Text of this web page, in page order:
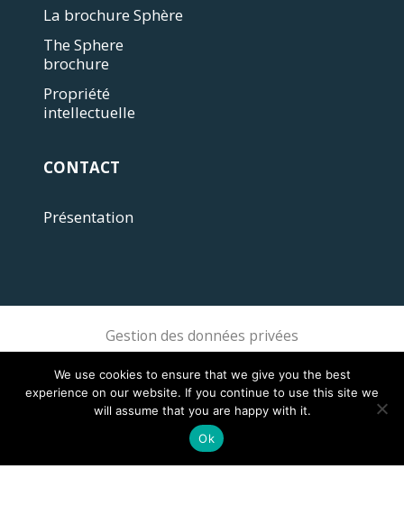
La brochure Sphère
The Sphere
brochure
Propriété
intellectuelle
CONTACT
Présentation
Gestion des données privées
We use cookies to ensure that we give you the best
experience on our website. If you continue to use this site we
will assume that you are happy with it.
Ok